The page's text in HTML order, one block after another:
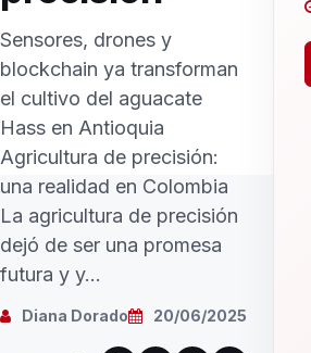
Sensores, drones y
blockchain ya transforman
el cultivo del aguacate
Hass en Antioquia
Agricultura de precisión:
una realidad en Colombia
La agricultura de precisión
dejó de ser una promesa
futura y y...
Diana Dorado 20/06/2025